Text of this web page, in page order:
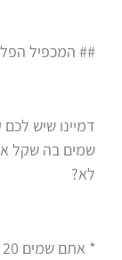
## המכפיל
דמיינו שיש
שמים בה שקל
לא?